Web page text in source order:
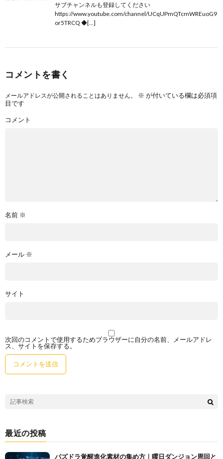
サブチャンネルも登録してください
https://www.youtube.com/channel/UCqUPmQTcmWREuoG9
or5TRCQ ◆[…]
コメントを書く
メールアドレスが公開されることはありません。 ※ が付いている欄は必須項
目です
コメント
名前 ※
メール ※
サイト
次回のコメントで使用するためブラウザーに自分の名前、メールアドレ
ス、サイトを保存する。
最近の投稿
パズドラ覚醒進化素材の集め方｜曜日ダンジョン周回と